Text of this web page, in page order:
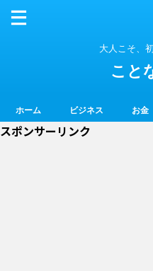
大人こそ、
こと
ホーム ビジネス お金
スポンサーリンク